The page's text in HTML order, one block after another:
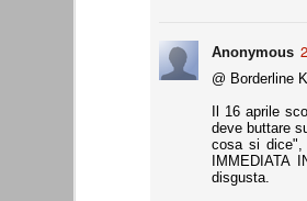
Anonymous
@ Borderline
Il 16 aprile
deve buttare
cosa si dice",
disgusta.
L'esercito dei prestiti
Giovedì 25 giugno 2015 si è
l'apertura delle buste chiuse, in
La Juventus ha comunque già risolto
Generare utili dal nulla